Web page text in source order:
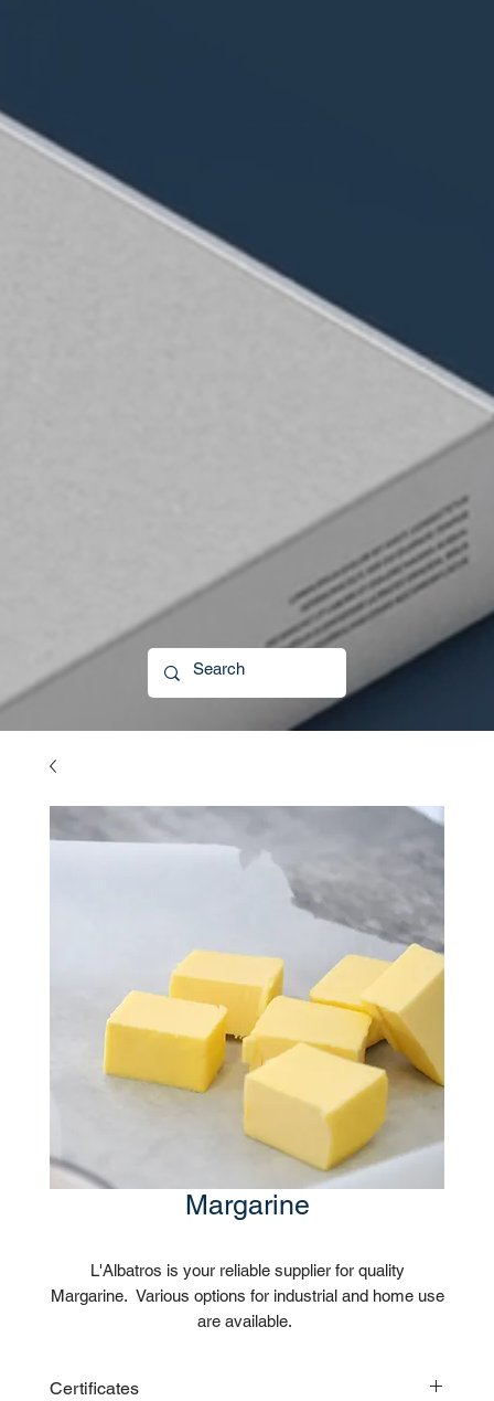
Margarine
L'Albatros is your reliable supplier for quality
Margarine. Various options for industrial and home use
are available.
Certificates